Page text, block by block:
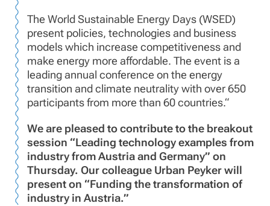
The World Sustainable Energy Days (WSED)
present policies, technologies and business
models which increase competitiveness and
make energy more affordable. The event is a
leading annual conference on the energy
transition and climate neutrality with over 650
participants from more than 60 countries.“
We are pleased to contribute to the breakout
session “Leading technology examples from
industry from Austria and Germany” on
Thursday. Our colleague Urban Peyker will
present on “Funding the transformation of
industry in Austria.”